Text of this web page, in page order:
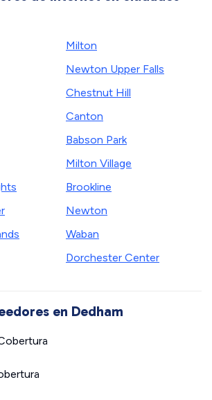
Milton
Newton Upper Falls
Chestnut Hill
Canton
Babson Park
Milton Village
Brookline
Newton
Waban
Dorchester Center
en Dedham